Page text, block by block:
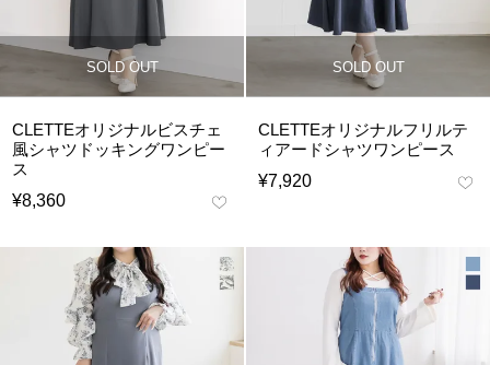
SOLD OUT
CLETTEオリジナルビスチェ
風シャツドッキングワンピー
ス
¥8,360
SOLD OUT
CLETTEオリジナルフリルテ
ィアードシャツワンピース
¥7,920